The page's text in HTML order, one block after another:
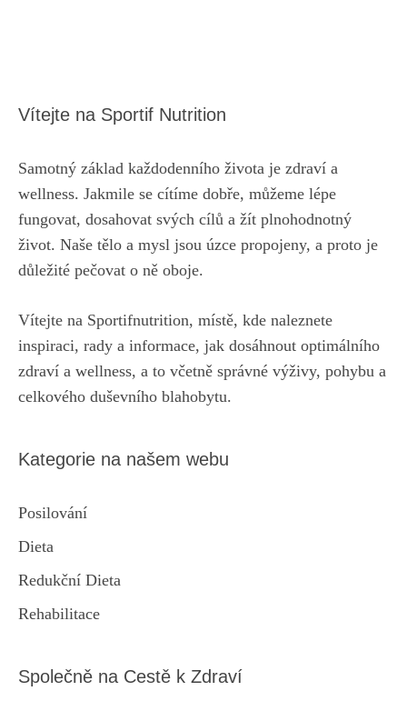
Vítejte na Sportif Nutrition
Samotný základ každodenního života je zdraví a
wellness. Jakmile se cítíme dobře, můžeme lépe
fungovat, dosahovat svých cílů a žít plnohodnotný
život. Naše tělo a mysl jsou úzce propojeny, a proto je
důležité pečovat o ně oboje.
Vítejte na Sportifnutrition, místě, kde naleznete
inspiraci, rady a informace, jak dosáhnout optimálního
zdraví a wellness, a to včetně správné výživy, pohybu a
celkového duševního blahobytu.
Kategorie na našem webu
Posilování
Dieta
Redukční Dieta
Rehabilitace
Společně na Cestě k Zdraví